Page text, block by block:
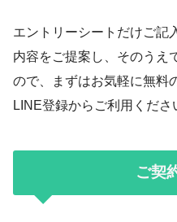
エントリーシートだけご記
内容をご提案し、そのうえ
ので、まずはお気軽に無料
LINE登録からご利用くださ
ご契